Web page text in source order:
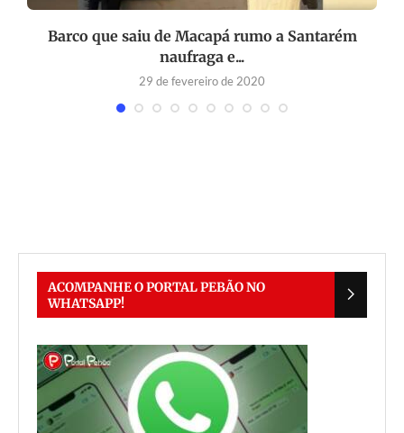
Barco que saiu de Macapá rumo a Santarém
naufraga e...
29 de fevereiro de 2020
ACOMPANHE O PORTAL PEBÃO NO
WHATSAPP!